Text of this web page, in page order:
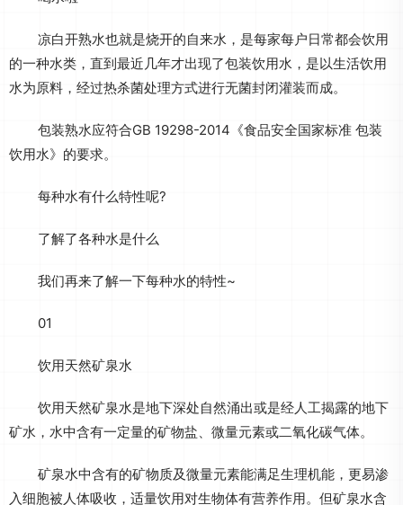
凉白开熟水也就是烧开的自来水，是每家每户日常都会饮用
的一种水类，直到最近几年才出现了包装饮用水，是以生活饮用
水为原料，经过热杀菌处理方式进行无菌封闭灌装而成。
包装熟水应符合GB 19298-2014《食品安全国家标准 包装
饮用水》的要求。
每种水有什么特性呢?
了解了各种水是什么
我们再来了解一下每种水的特性~
01
饮用天然矿泉水
饮用天然矿泉水是地下深处自然涌出或是经人工揭露的地下
矿水，水中含有一定量的矿物盐、微量元素或二氧化碳气体。
矿泉水中含有的矿物质及微量元素能满足生理机能，更易渗
入细胞被人体吸收，适量饮用对生物体有营养作用。但矿泉水含